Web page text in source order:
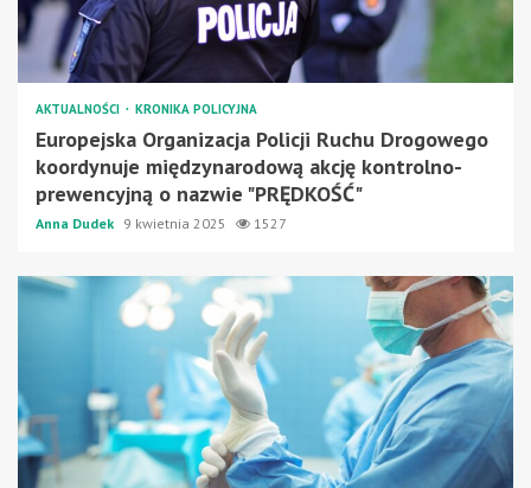
AKTUALNOŚCI KRONIKA POLICYJNA
Europejska Organizacja Policji Ruchu Drogowego
koordynuje międzynarodową akcję kontrolno-
prewencyjną o nazwie "PRĘDKOŚĆ"
Anna Dudek 9 kwietnia 2025 1527